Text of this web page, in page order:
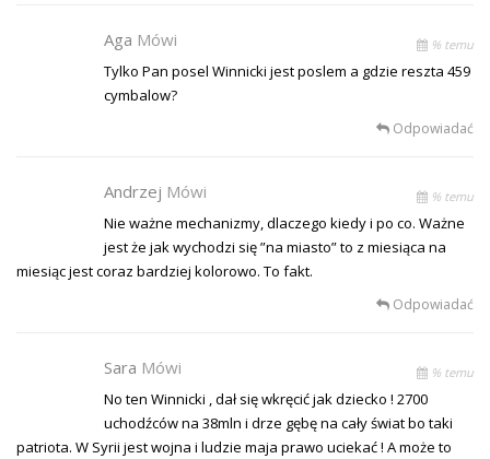
Aga Mówi % temu
Tylko Pan posel Winnicki jest poslem a gdzie reszta 459
cymbalow?
Odpowiadać
Andrzej Mówi % temu
Nie ważne mechanizmy, dlaczego kiedy i po co. Ważne
jest że jak wychodzi się ”na miasto” to z miesiąca na
miesiąc jest coraz bardziej kolorowo. To fakt.
Odpowiadać
Sara Mówi % temu
No ten Winnicki , dał się wkręcić jak dziecko ! 2700
uchodźców na 38mln i drze gębę na cały świat bo taki
patriota. W Syrii jest wojna i ludzie maja prawo uciekać ! A może to